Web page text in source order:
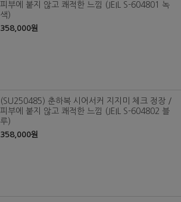
피부에 붙지 않고 쾌적한 느낌 (JEIL S-604801 녹
색)
358,000원
(SU250485) 춘하복 시어서커 지지미 체크 정장 /
피부에 붙지 않고 쾌적한 느낌 (JEIL S-604802 블
루)
358,000원